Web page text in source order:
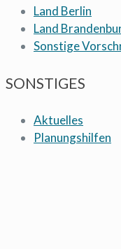
Land Berlin
Land
Sonstige
SONSTIGES
Aktuelles
Planungshilfen